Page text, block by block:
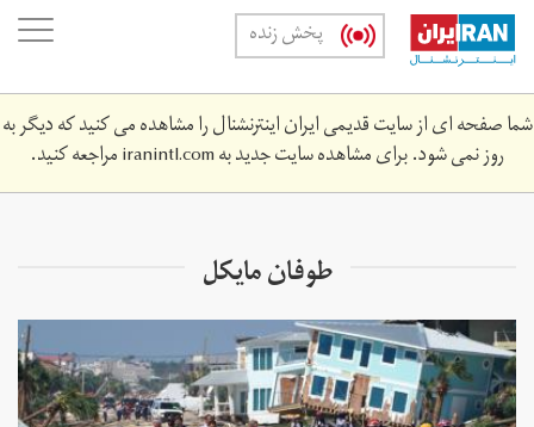
Skip
main
content
پخش زنده
شما صفحه ای از سایت قدیمی ایران اینترنشنال را مشاهده می کنید که دیگر به
روز نمی شود. برای مشاهده سایت جدید بهiranintl.comمراجعه کنید.
طوفان مایکل